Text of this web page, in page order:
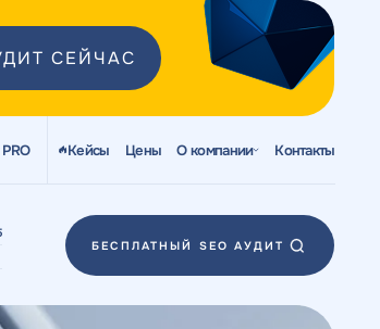
СЕЙЧАС
Кейсы Цены О компании Контакты
БЕСПЛАТНЫЙ SEO АУДИТ